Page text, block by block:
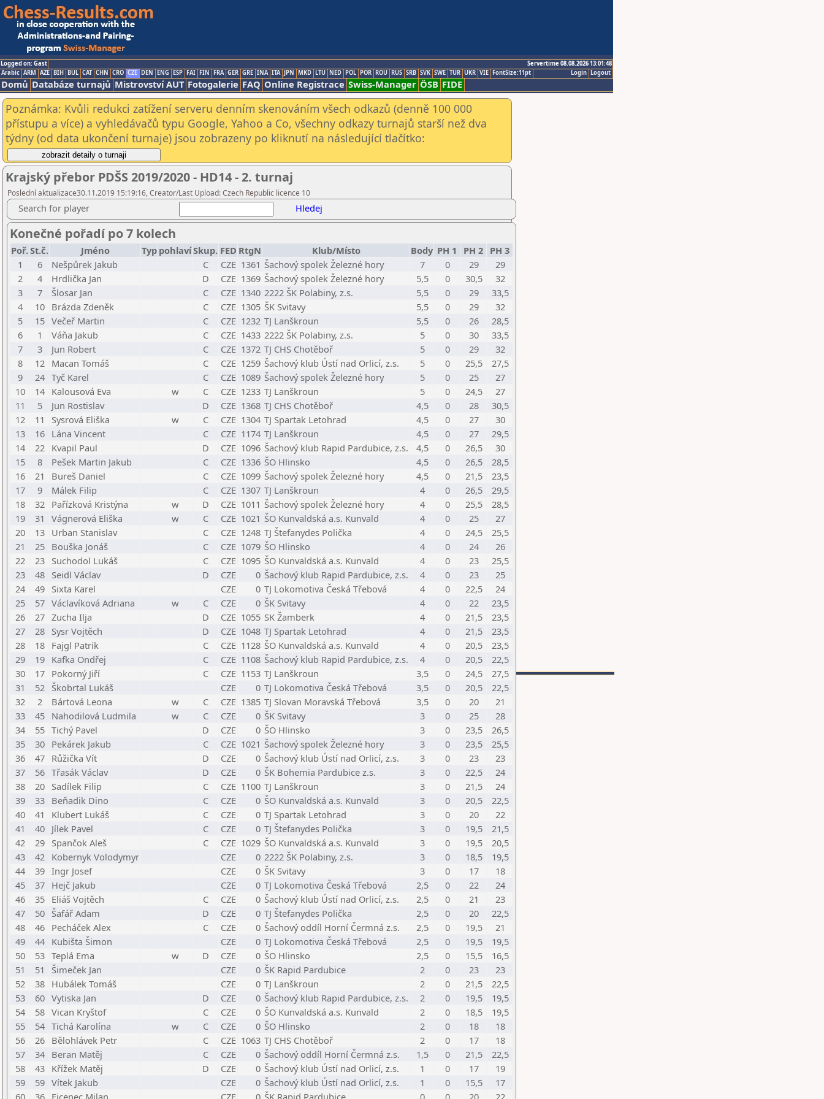
Logged on: Gast
Servertime 08.08.2026 13:01:48
Logout
Login
Arabic ARM AZE BIH BUL CAT CHN CRO CZE DEN ENG ESP FAI FIN FRA GER GRE INA ITA JPN MKD LTU NED POL POR ROU RUS SRB SVK SWE TUR UKR VIE FontSize:11pt
Domů Databáze turnajů Mistrovství AUT Fotogalerie FAQ Online Registrace Swiss-Manager ÖSB FIDE
Poznámka: Kvůli redukci zatížení serveru denním skenováním všech odkazů (denně 100 000
přístupu a více) a vyhledávačů typu Google, Yahoo a Co, všechny odkazy turnajů starší než dva
týdny (od data ukončení turnaje) jsou zobrazeny po kliknutí na následující tlačítko:
Krajský přebor PDŠS 2019/2020 - HD14 - 2. turnaj
Poslední aktualizace30.11.2019 15:19:16, Creator/Last Upload: Czech Republic licence 10
Search for player Hledej
Konečné pořadí po 7 kolech
Poř.St.č. Jméno Typ pohlavíSkup. FED RtgN Klub/Místo Body PH 1 PH 2 PH 3
1
6 Nešpůrek Jakub C CZE 1361 Šachový spolek Železné hory 7 0 29
29
2
4 Hrdlička Jan D CZE 1369 Šachový spolek Železné hory 5,5 0 30,5
32
3
7 Šlosar Jan C CZE 1340 2222 ŠK Polabiny, z.s. 5,5 0 29
33,5
4
10 Brázda Zdeněk C CZE 1305 ŠK Svitavy 5,5 0 29
32
5
15 Večeř Martin C CZE 1232 TJ Lanškroun 5,5 0 26
28,5
6
1 Váňa Jakub C CZE 1433 2222 ŠK Polabiny, z.s. 5 0 30
33,5
7
3 Jun Robert C CZE 1372 TJ CHS Chotěboř 5 0 29
32
8
12 Macan Tomáš C CZE 1259 Šachový klub Ústí nad Orlicí, z.s. 5 0 25,5
27,5
9
24 Tyč Karel C CZE 1089 Šachový spolek Železné hory 5 0 25
27
10
14 Kalousová Eva w C CZE 1233 TJ Lanškroun 5 0 24,5
27
11
5 Jun Rostislav D CZE 1368 TJ CHS Chotěboř 4,5 0 28
30,5
12
11 Sysrová Eliška w C CZE 1304 TJ Spartak Letohrad 4,5 0 27
30
13
16 Lána Vincent C CZE 1174 TJ Lanškroun 4,5 0 27
29,5
14
22 Kvapil Paul D CZE 1096 Šachový klub Rapid Pardubice, z.s. 4,5 0 26,5
30
15
8 Pešek Martin Jakub C CZE 1336 ŠO Hlinsko 4,5 0 26,5
28,5
16
21 Bureš Daniel C CZE 1099 Šachový spolek Železné hory 4,5 0 21,5
23,5
17
9 Málek Filip C CZE 1307 TJ Lanškroun 4 0 26,5
29,5
18
32 Pařízková Kristýna w D CZE 1011 Šachový spolek Železné hory 4 0 25,5
28,5
19
31 Vágnerová Eliška w C CZE 1021 ŠO Kunvaldská a.s. Kunvald 4 0 25
27
20
13 Urban Stanislav C CZE 1248 TJ Štefanydes Polička 4 0 24,5
25,5
21
25 Bouška Jonáš C CZE 1079 ŠO Hlinsko 4 0 24
26
22
23 Suchodol Lukáš C CZE 1095 ŠO Kunvaldská a.s. Kunvald 4 0 23
25,5
23
48 Seidl Václav D CZE 0 Šachový klub Rapid Pardubice, z.s. 4 0 23
25
24
49 Sixta Karel CZE 0 TJ Lokomotiva Česká Třebová 4 0 22,5
24
25
57 Václavíková Adriana w C CZE 0 ŠK Svitavy 4 0 22
23,5
26
27 Zucha Ilja D CZE 1055 SK Žamberk 4 0 21,5
23,5
27
28 Sysr Vojtěch D CZE 1048 TJ Spartak Letohrad 4 0 21,5
23,5
28
18 Fajgl Patrik C CZE 1128 ŠO Kunvaldská a.s. Kunvald 4 0 20,5
23,5
29
19 Kafka Ondřej C CZE 1108 Šachový klub Rapid Pardubice, z.s. 4 0 20,5
22,5
30
17 Pokorný Jiří C CZE 1153 TJ Lanškroun 3,5 0 24,5
27,5
31
52 Škobrtal Lukáš CZE 0 TJ Lokomotiva Česká Třebová 3,5 0 20,5
22,5
32
2 Bártová Leona w C CZE 1385 TJ Slovan Moravská Třebová 3,5 0 20
21
33
45 Nahodilová Ludmila w C CZE 0 ŠK Svitavy 3 0 25
28
34
55 Tichý Pavel D CZE 0 ŠO Hlinsko 3 0 23,5
26,5
35
30 Pekárek Jakub C CZE 1021 Šachový spolek Železné hory 3 0 23,5
25,5
36
47 Růžička Vít D CZE 0 Šachový klub Ústí nad Orlicí, z.s. 3 0 23
23
37
56 Třasák Václav D CZE 0 ŠK Bohemia Pardubice z.s. 3 0 22,5
24
38
20 Sadílek Filip C CZE 1100 TJ Lanškroun 3 0 21,5
24
39
33 Beňadik Dino C CZE 0 ŠO Kunvaldská a.s. Kunvald 3 0 20,5
22,5
40
41 Klubert Lukáš C CZE 0 TJ Spartak Letohrad 3 0 20
22
41
40 Jílek Pavel C CZE 0 TJ Štefanydes Polička 3 0 19,5
21,5
42
29 Spančok Aleš C CZE 1029 ŠO Kunvaldská a.s. Kunvald 3 0 19,5
20,5
43
42 Kobernyk Volodymyr CZE 0 2222 ŠK Polabiny, z.s. 3 0 18,5
19,5
44
39 Ingr Josef CZE 0 ŠK Svitavy 3 0 17
18
45
37 Hejč Jakub CZE 0 TJ Lokomotiva Česká Třebová 2,5 0 22
24
46
35 Eliáš Vojtěch C CZE 0 Šachový klub Ústí nad Orlicí, z.s. 2,5 0 21
23
47
50 Šafář Adam D CZE 0 TJ Štefanydes Polička 2,5 0 20
22,5
48
46 Pecháček Alex C CZE 0 Šachový oddíl Horní Čermná z.s. 2,5 0 19,5
21
49
44 Kubišta Šimon CZE 0 TJ Lokomotiva Česká Třebová 2,5 0 19,5
19,5
50
53 Teplá Ema w D CZE 0 ŠO Hlinsko 2,5 0 15,5
16,5
51
51 Šimeček Jan CZE 0 ŠK Rapid Pardubice 2 0 23
23
52
38 Hubálek Tomáš CZE 0 TJ Lanškroun 2 0 21,5
22,5
53
60 Vytiska Jan D CZE 0 Šachový klub Rapid Pardubice, z.s. 2 0 19,5
19,5
54
58 Vican Kryštof C CZE 0 ŠO Kunvaldská a.s. Kunvald 2 0 18,5
19,5
55
54 Tichá Karolína w C CZE 0 ŠO Hlinsko 2 0 18
18
56
26 Bělohlávek Petr C CZE 1063 TJ CHS Chotěboř 2 0 17
18
57
34 Beran Matěj C CZE 0 Šachový oddíl Horní Čermná z.s. 1,5 0 21,5
22,5
58
43 Křížek Matěj D CZE 0 Šachový klub Ústí nad Orlicí, z.s. 1 0 17
19
59
59 Vítek Jakub CZE 0 Šachový klub Ústí nad Orlicí, z.s. 1 0 15,5
17
60
36 Ficenec Milan CZE 0 ŠK Rapid Pardubice 0 0 20 22